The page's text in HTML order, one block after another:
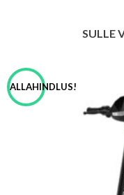
SULLE
ALLAHINDLUS!